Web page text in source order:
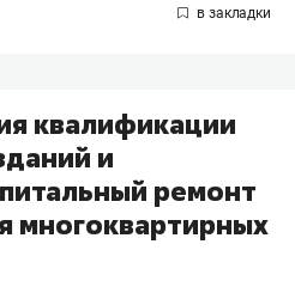
квалификации
и
ремонт
многоквартирных